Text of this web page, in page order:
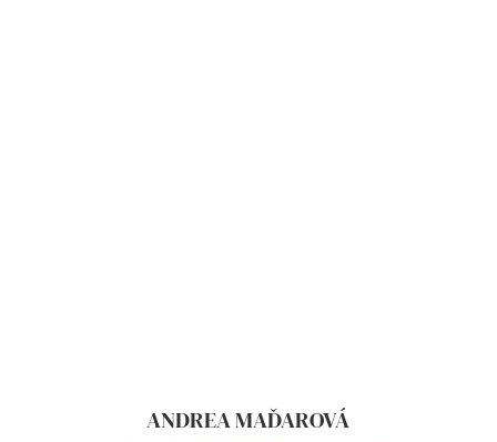
ANDREA MAĎAROVÁ